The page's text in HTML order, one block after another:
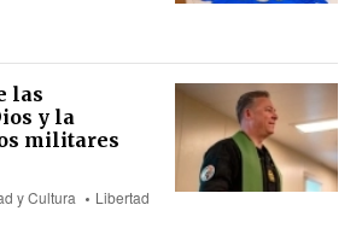
las
y la
militares
y Cultura
Libertad